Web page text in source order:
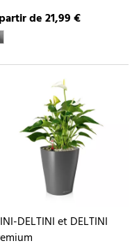
de 21,99 €
DELTINI et DELTINI